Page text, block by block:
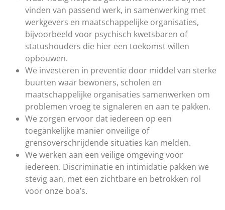
vinden van passend werk, in samenwerking met
werkgevers en maatschappelijke organisaties,
bijvoorbeeld voor psychisch kwetsbaren of
statushouders die hier een toekomst willen
opbouwen.
We investeren in preventie door middel van sterke
buurten waar bewoners, scholen en
maatschappelijke organisaties samenwerken om
problemen vroeg te signaleren en aan te pakken.
We zorgen ervoor dat iedereen op een
toegankelijke manier onveilige of
grensoverschrijdende situaties kan melden.
We werken aan een veilige omgeving voor
iedereen. Discriminatie en intimidatie pakken we
stevig aan, met een zichtbare en betrokken rol
voor onze boa’s.